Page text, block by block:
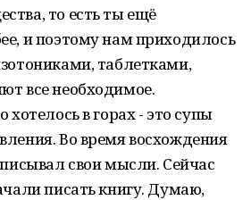
то есть ты ещё
и поэтому нам приходилось
таблетками,
все необходимое.
хотелось в горах - это супы
Во время восхождения
свои мысли. Сейчас
писать книгу. Думаю,